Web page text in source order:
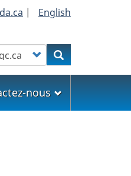
| English
your searchRechercher
nous